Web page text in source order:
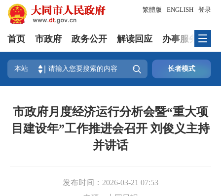
登录
繁體版 ENGLISH
首页 市政府 政务公开 解读回应 办事服务
本站  长者模式
市政府月度经济运行分析会暨“重大项
目建设年”工作推进会召开 刘俊义主持
并讲话
发布时间： 2026-03-21 07:53